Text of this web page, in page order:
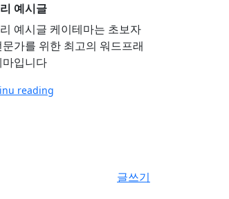
예시글
예시글 케이테마는 초보자
문가를 위한 최고의 워드프래
마입니다
reading
글쓰기